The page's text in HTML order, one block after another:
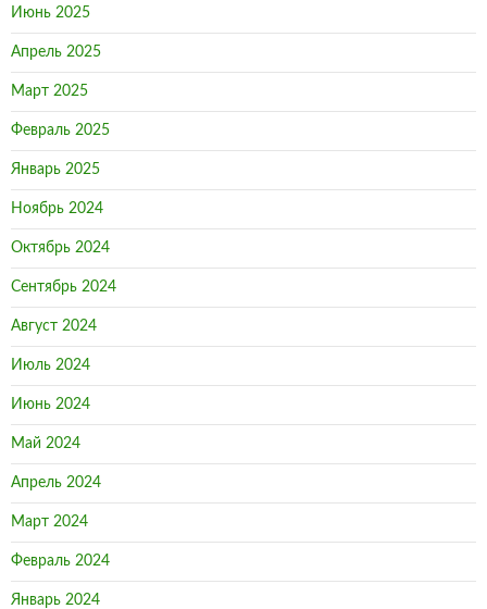
Июнь 2025
Апрель 2025
Март 2025
Февраль 2025
Январь 2025
Ноябрь 2024
Октябрь 2024
Сентябрь 2024
Август 2024
Июль 2024
Июнь 2024
Май 2024
Апрель 2024
Март 2024
Февраль 2024
Январь 2024